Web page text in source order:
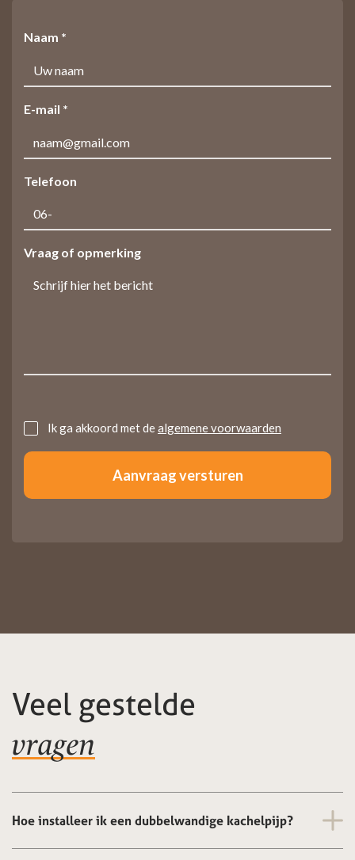
Naam *
E-mail *
Telefoon
Vraag of opmerking
UntitledIk ga akkoord met dealgemene voorwaarden
Veel gestelde
vragen
Hoe installeer ik een dubbelwandige kachelpijp?